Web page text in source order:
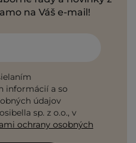
na Váš e-mail!
informácií a so
údajov
sp. z o.o., v
ochrany osobných